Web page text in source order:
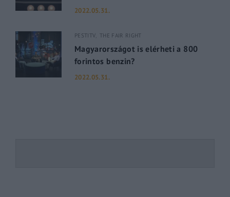
2022.05.31.
PESTITV THE FAIR RIGHT
Magyarországot is elérheti a 800
forintos benzin?
2022.05.31.